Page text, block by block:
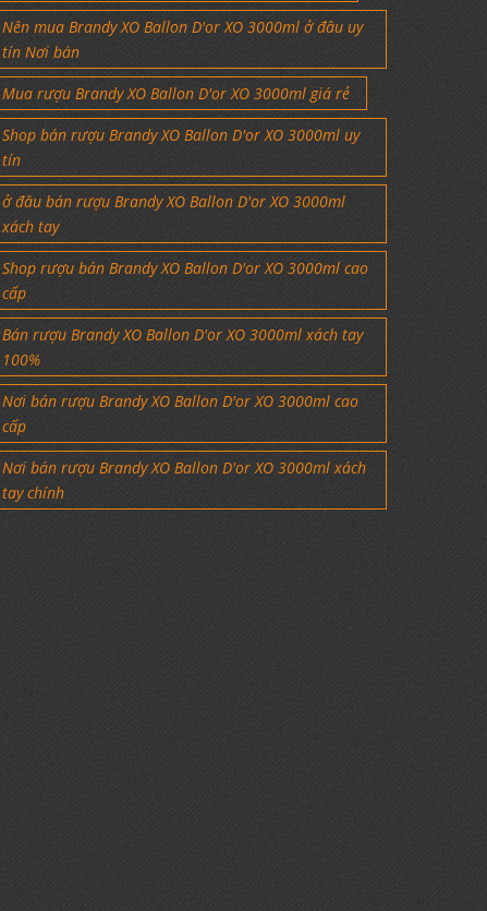
Nên mua Brandy XO Ballon D'or XO 3000ml ở đâu uy
tín Nơi bán
Mua rượu Brandy XO Ballon D'or XO 3000ml giá rẻ
Shop bán rượu Brandy XO Ballon D'or XO 3000ml uy
tín
ở đâu bán rượu Brandy XO Ballon D'or XO 3000ml
xách tay
Shop rượu bán Brandy XO Ballon D'or XO 3000ml cao
cấp
Bán rượu Brandy XO Ballon D'or XO 3000ml xách tay
100%
Nơi bán rượu Brandy XO Ballon D'or XO 3000ml cao
cấp
Nơi bán rượu Brandy XO Ballon D'or XO 3000ml xách
tay chính